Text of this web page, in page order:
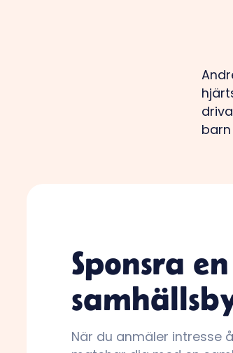
Sponsra en
När du anmäler intresse